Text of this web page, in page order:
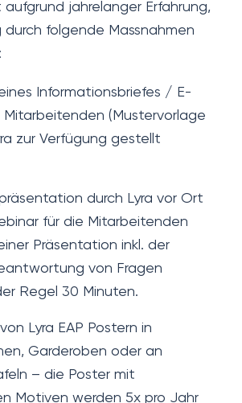
jahrelanger Erfahrung,
durch folgende Massnahmen
Informationsbriefes / E-
Mitarbeitenden (Mustervorlage
zur Verfügung gestellt
durch Lyra vor Ort
für die Mitarbeitenden
Präsentation inkl. der
von Fragen
Regel 30 Minuten.
Lyra EAP Postern in
Garderoben oder an
– die Poster mit
Motiven werden 5x pro Jahr